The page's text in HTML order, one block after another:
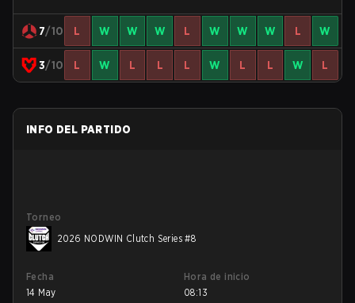
7/10 L W W W L W W W L W
3/10 L W L L L W L L W L
INFO DEL PARTIDO
Torneo
2026 NODWIN Clutch Series #8
Fecha
14 May
Hora de inicio
08:13